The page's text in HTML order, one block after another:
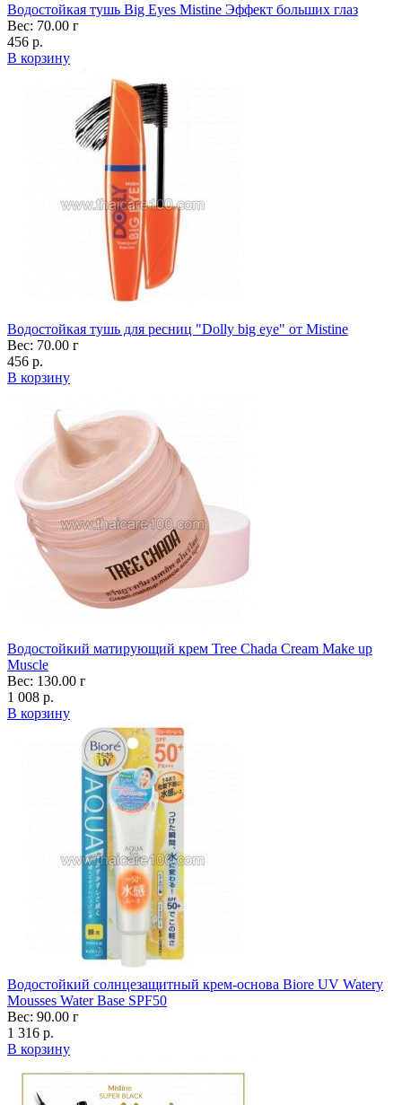
Водостойкая тушь Big Eyes Mistine Эффект больших глаз
Вес: 70.00 г
456 р.
В корзину
Водостойкая тушь для ресниц "Dolly big eye" от Mistine
Вес: 70.00 г
456 р.
В корзину
Водостойкий матирующий крем Tree Chada Cream Make up
Muscle
Вес: 130.00 г
1 008 р.
В корзину
Водостойкий солнцезащитный крем-основа Biore UV Watery
Mousses Water Base SPF50
Вес: 90.00 г
1 316 р.
В корзину